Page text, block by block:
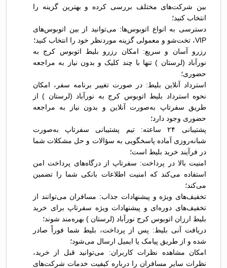
بین شرکت‌های مختلف بررسی کرده و بهترین گزینه را
انتخاب کنید؛
دسترسی به انواع اتوبوس‌ها: می‌توانید از بین اتوبوس‌های
VIP، تخت‌شو و معمولی گزینه موردنظر خود را انتخاب کنید؛
رزرو آسان و سریع: امکان رزرو بلیط اتوبوس کرج به
نورآباد (لرستان ) تنها با چند کلیک و بدون نیاز به مراجعه
حضوری؛
استرداد آنلاین بلیط: در صورت تغییر برنامه سفر، امکان
نحوه استرداد بلیط اتوبوس کرج به نورآباد (لرستان ) از
طریق سفرتاپ به‌صورت آنلاین و بدون نیاز به مراجعه
حضوری وجود دارد؛
پشتیبانی ۲۴ ساعته: تیم پشتیبانی سفرتاپ به‌صورت
شبانه‌روزی آماده پاسخگویی به سؤالات و حل مشکلات شما
در فرآیند خرید بلیط است؛
امنیت بالا در پرداخت: سفرتاپ از درگاه‌های پرداخت امن
استفاده می‌کند که امنیت اطلاعات بانکی شما را تضمین
می‌کند؛
تخفیف‌های ویژه و پیشنهادات جذاب: مسافران می‌توانند از
تخفیف‌های دوره‌ای و پیشنهادات ویژه سفرتاپ برای خرید
بلیط ارزان اتوبوس کرج نورآباد (لرستان ) بهره‌مند شوند؛
دریافت آنی بلیط: پس از پرداخت، بلیط شما فوراً صادر
شده و از طریق پیامک یا ایمیل ارسال می‌شود؛
امکان مشاهده نظرات کاربران: می‌توانید قبل از خرید،
نظرات سایر مسافران را درباره کیفیت خدمات شرکت‌های